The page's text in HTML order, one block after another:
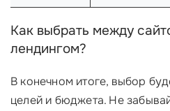
Как выбрать между
лендингом?
В конечном итоге, выбор
целей и бюджета. Не